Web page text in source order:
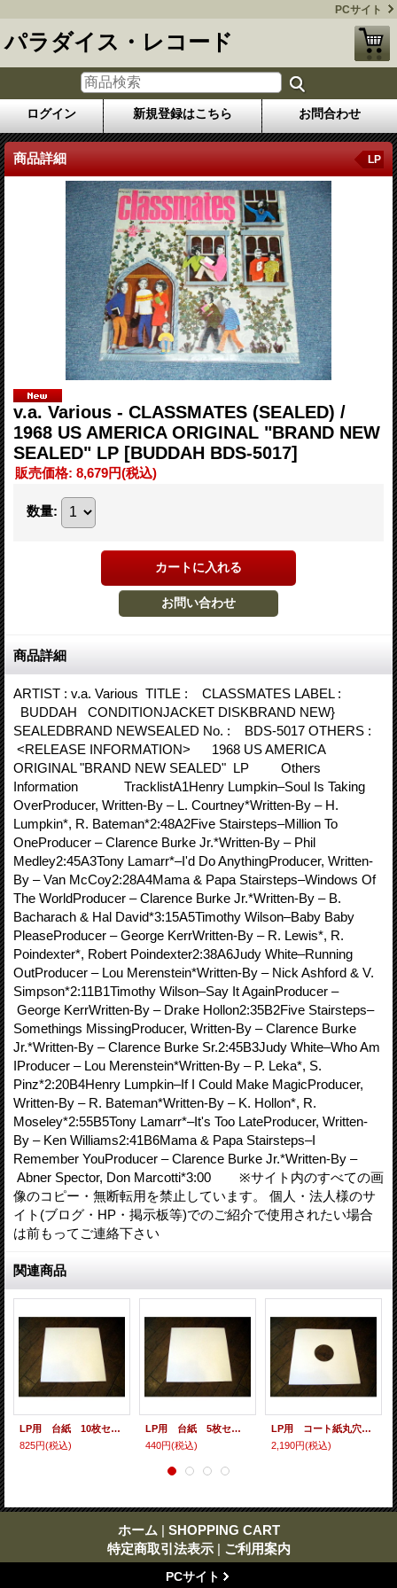
PCサイト
パラダイス・レコード
ログイン 新規登録はこちら お問合わせ
商品詳細 LP
v.a. Various ‎- CLASSMATES (SEALED) /
1968 US AMERICA ORIGINAL "BRAND NEW
SEALED" LP [BUDDAH BDS-5017]
販売価格: 8,679円(税込)
数量:
商品詳細
ARTIST : v.a. Various ‎ TITLE : CLASSMATES LABEL :
BUDDAH CONDITIONJACKET DISKBRAND NEW}
SEALEDBRAND NEWSEALED No. : BDS-5017 OTHERS :
<RELEASE INFORMATION> 1968 US AMERICA
ORIGINAL "BRAND NEW SEALED" LP Others
Information TracklistA1Henry Lumpkin–Soul Is Taking
OverProducer, Written-By – L. Courtney*Written-By – H.
Lumpkin*, R. Bateman*2:48A2Five Stairsteps–Million To
OneProducer – Clarence Burke Jr.*Written-By – Phil
Medley2:45A3Tony Lamarr*–I'd Do AnythingProducer, Written-
By – Van McCoy2:28A4Mama & Papa Stairsteps–Windows Of
The WorldProducer – Clarence Burke Jr.*Written-By – B.
Bacharach & Hal David*3:15A5Timothy Wilson–Baby Baby
PleaseProducer – George KerrWritten-By – R. Lewis*, R.
Poindexter*, Robert Poindexter2:38A6Judy White–Running
OutProducer – Lou Merenstein*Written-By – Nick Ashford & V.
Simpson*2:11B1Timothy Wilson–Say It AgainProducer –
George KerrWritten-By – Drake Hollon2:35B2Five Stairsteps–
Somethings MissingProducer, Written-By – Clarence Burke
Jr.*Written-By – Clarence Burke Sr.2:45B3Judy White–Who Am
IProducer – Lou Merenstein*Written-By – P. Leka*, S.
Pinz*2:20B4Henry Lumpkin–If I Could Make MagicProducer,
Written-By – R. Bateman*Written-By – K. Hollon*, R.
Moseley*2:55B5Tony Lamarr*–It's Too LateProducer, Written-
By – Ken Williams2:41B6Mama & Papa Stairsteps–I
Remember YouProducer – Clarence Burke Jr.*Written-By –
Abner Spector, Don Marcotti*3:00 ※サイト内のすべての画
像のコピー・無断転用を禁止しています。 個人・法人様のサ
イト(ブログ・HP・掲示板等)でのご紹介で使用されたい場合
は前もってご連絡下さい
関連商品
LP用 台紙 10枚セット
825円(税込)
LP用 台紙 5枚セット
440円(税込)
LP用 コート紙丸穴ジャケ 10枚セット
2,190円(税込)
ホーム | SHOPPING CART
特定商取引法表示 | ご利用案内
PCサイト